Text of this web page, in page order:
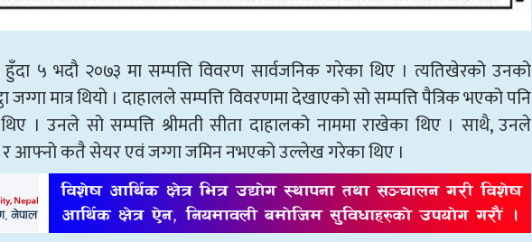
हुँदा ५ भदौ २०७३ मा सम्पत्ति विवरण सार्वजनिक गरेका थिए । त्यतिखेरको उनको
मात्र थियो । दाहालले सम्पत्ति विवरणमा देखाएको सो सम्पत्ति पैत्रिक भएको पनि
। उनले सो सम्पत्ति श्रीमती सीता दाहालको नाममा राखेका थिए । साथै, उनले
र आफ्नो कतै सेयर एवं जग्गा जमिन नभएको उल्लेख गरेका थिए ।